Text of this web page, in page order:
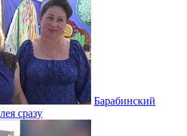
Барабинский
сразу